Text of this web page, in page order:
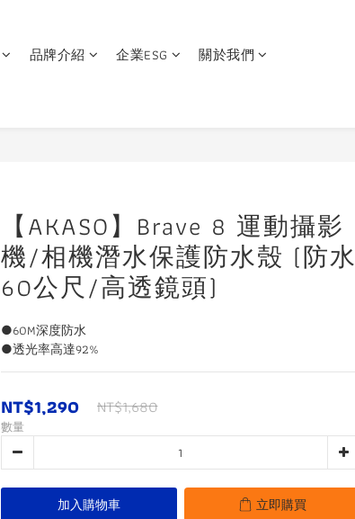
品牌介紹 企業ESG 關於我們
【AKASO】Brave 8 運動攝影
機/相機潛水保護防水殼 (防水
60公尺/高透鏡頭)
●60M深度防水
●透光率高達92%
NT$1,290 NT$1,680
數量
加入購物車 立即購買